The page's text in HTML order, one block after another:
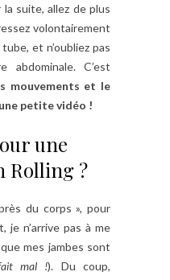
la suite, allez de plus
volontairement
et n’oubliez pas
C’est
mouvements et le
petite vidéo !
une
Rolling ?
du corps », pour
je n’arrive pas à me
mes jambes sont
mal !). Du coup,